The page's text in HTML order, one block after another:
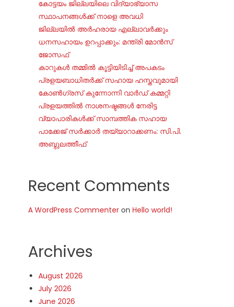
കോട്ടയം ജില്ലയിലെ വിദ്യാഭ്യാസ
സ്ഥാപനങ്ങൾക്ക് നാളെ അവധി
ജില്ലയില്‍ അര്‍ഹരായ എല്ലാവര്‍ക്കും
ധനസഹായം ഉറപ്പാക്കും: മന്ത്രി മോന്‍സ്
ജോസഫ്
കാറുകൾ തമ്മിൽ കൂട്ടിയിടിച്ച് അപകടം
പ്രളയബാധിതർക്ക് സഹായ ഹസ്തവുമായി
കോൺഗ്രസ് കുന്നോന്നി വാർഡ് കമ്മറ്റി
പ്രളയത്തിൽ നാശനഷ്ടങ്ങൾ നേരിട്ട
വ്യാപാരികൾക്ക് സാമ്പത്തിക സഹായ
പാക്കേജ് സർക്കാർ തയ്യാറാക്കണം: സി.പി.
അബ്ദുലത്തീഫ്
Recent Comments
A WordPress Commenter onHello world!
Archives
August 2026
July 2026
June 2026